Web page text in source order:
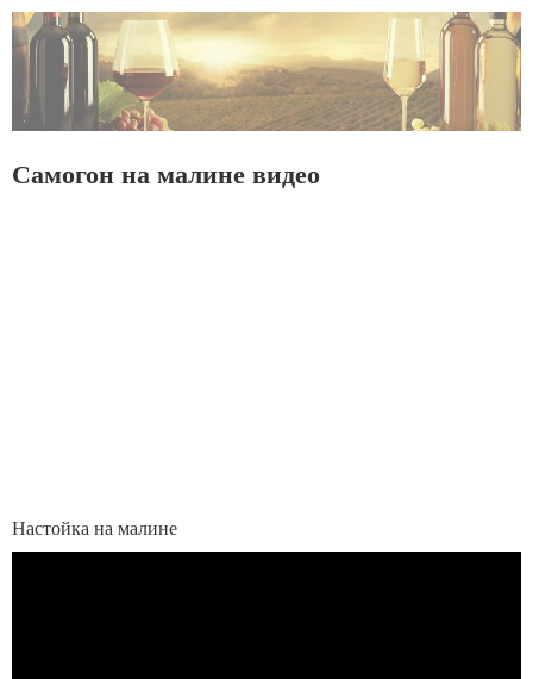
Самогон на малине видео
Настойка на малине